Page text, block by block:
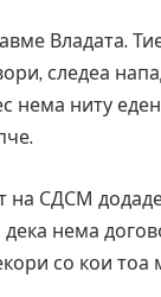
Владата.
следеа
нема ниту еден
на СДСМ
нема
со кои тоа